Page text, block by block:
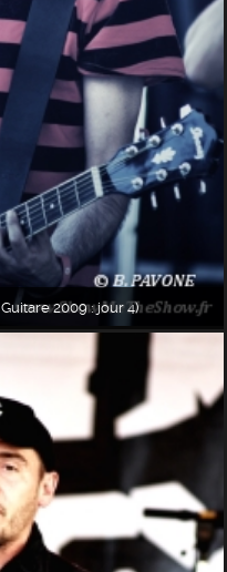
2009 : jour 4)